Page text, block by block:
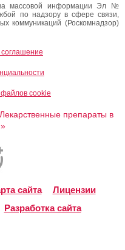
массовой информации Эл №
по надзору в сфере связи,
коммуникаций (Роскомнадзор)
соглашение
cookie
препараты в
сайта
Лицензии
Разработка сайта